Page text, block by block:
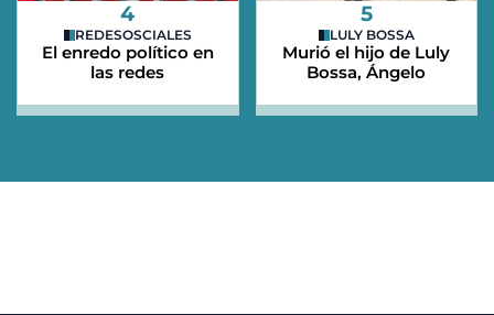
4
REDESOSCIALES
El enredo político en
las redes
5
LULY BOSSA
Murió el hijo de Luly
Bossa, Ángelo